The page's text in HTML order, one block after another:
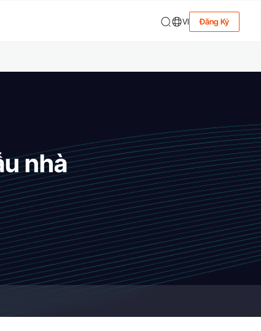
VI Đăng Ký
nhà